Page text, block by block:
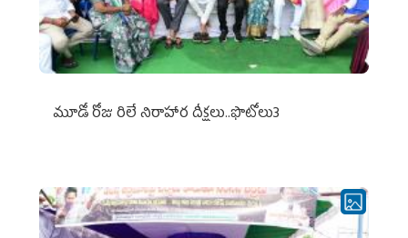
మూడో రోజు రిలే నిరాహార దీక్షలు..ఫొటోలు3